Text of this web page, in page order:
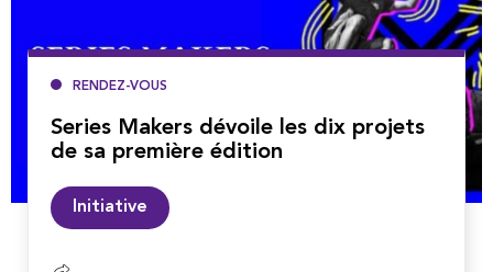
RENDEZ-VOUS
Series Makers dévoile les dix projets
de sa première édition
Initiative